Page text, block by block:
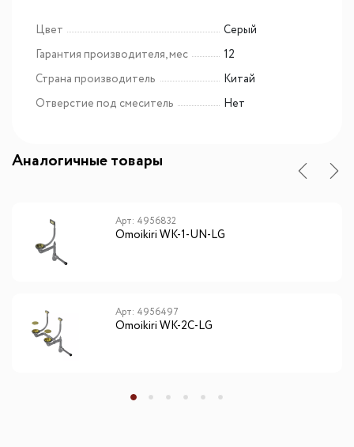
Цвет
Серый
Гарантия производителя, мес
12
Страна производитель
Китай
Отверстие под смеситель
Нет
Аналогичные товары
Арт: 4956832
Omoikiri WK-1-UN-LG
Арт: 4956497
Omoikiri WK-2C-LG